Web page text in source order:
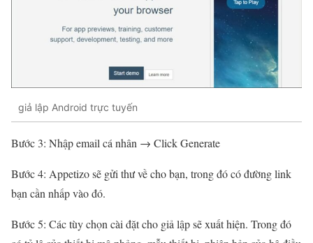
giả lập Android trực tuyến
Bước 3: Nhập email cá nhân → Click Generate
Bước 4: Appetizo sẽ gửi thư về cho bạn, trong đó có đường link
bạn cần nhấp vào đó.
Bước 5: Các tùy chọn cài đặt cho giả lập sẽ xuất hiện. Trong đó